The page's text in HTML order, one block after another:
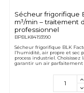
Sécheur frigorifique
m³/min – traitement
professionnel
BPBLK84193990
Sécheur frigorifique BLK
l’humidité, air propre et
process industriel.
garantir un air parfaitement